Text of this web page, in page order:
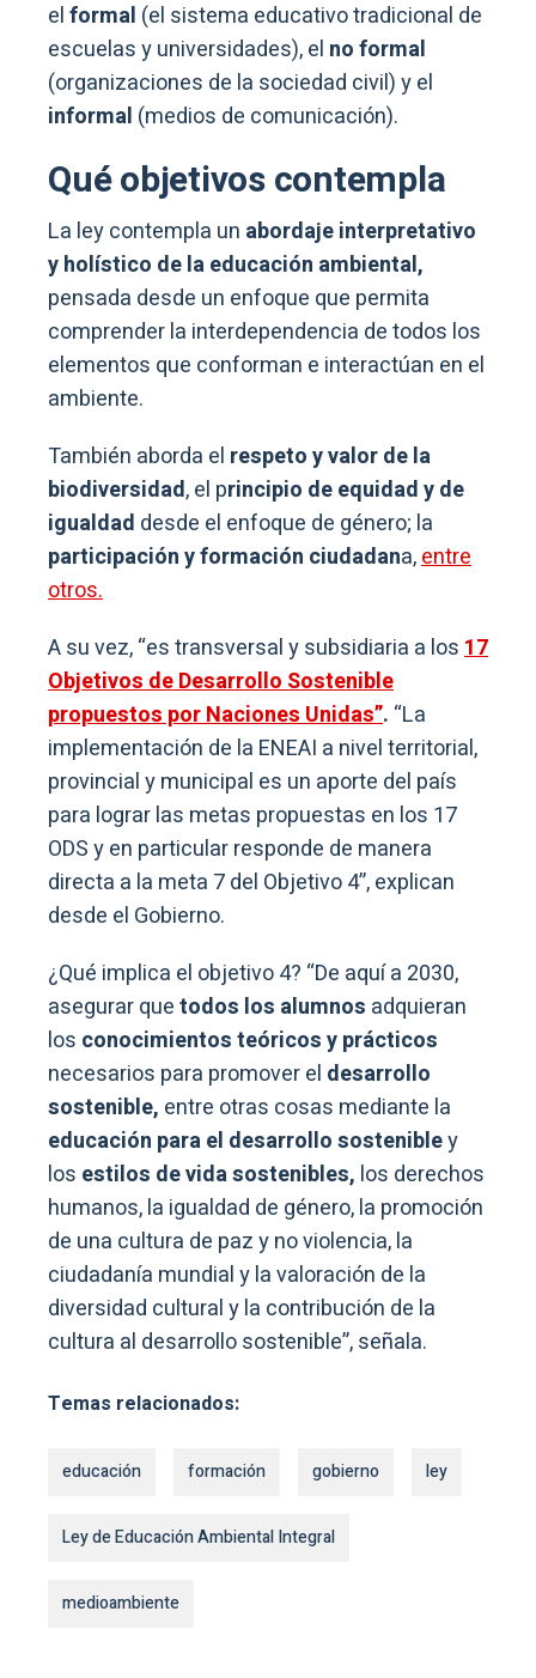
elformal (el sistema educativo tradicional de
escuelas y universidades), el no formal
(organizaciones de la sociedad civil) y el
informal (medios de comunicación).
Qué objetivos contempla
La ley contempla un abordaje interpretativo
y holístico de la educación ambiental,
pensada desde un enfoque que permita
comprender la interdependencia de todos los
elementos que conforman e interactúan en el
ambiente.
También aborda el respeto y valor de la
biodiversidad, el principio de equidad y de
igualdad desde el enfoque de género; la
participación y formación ciudadana,entre
otros.
A su vez, “es transversal y subsidiaria a los17
Objetivos de Desarrollo Sostenible
propuestos por Naciones Unidas”. “La
implementación de la ENEAI a nivel territorial,
provincial y municipal es un aporte del país
para lograr las metas propuestas en los 17
ODS y en particular responde de manera
directa a la meta 7 del Objetivo 4”, explican
desde el Gobierno.
¿Qué implica el objetivo 4? “De aquí a 2030,
asegurar quetodos los alumnos adquieran
los conocimientos teóricos y prácticos
necesarios para promover el desarrollo
sostenible, entre otras cosas mediante la
educación para el desarrollo sostenibley
los estilos de vida sostenibles, los derechos
humanos, la igualdad de género, la promoción
de una cultura de paz y no violencia, la
ciudadanía mundial y la valoración de la
diversidad cultural y la contribución de la
cultura al desarrollo sostenible”, señala.
Temas relacionados:
educación formación gobierno ley
Ley de Educación Ambiental Integral
medioambiente